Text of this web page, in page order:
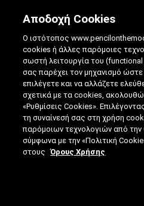
ΠΟΙΟ ΕΊΝΑΙ ΤΟ
29.07.2025|4
ΑΠΟ: ΒΊΚΥ
Αποδοχή Cookies
Ο ιστότοπος
cookies ή άλλες παρόμοιες
σωστή λειτουργία του
σας παρέχει τον μηχανισμό ώστε
επιλέγετε και να αλλάζετε
σχετικά με τα cookies,
«Ρυθμίσεις Cookies».
τη συναίνεσή σας στη χρήση
παρόμοιων τεχνολογιών από την
σύμφωνα με την «Πολιτική
στους
Όρους Χρήσης